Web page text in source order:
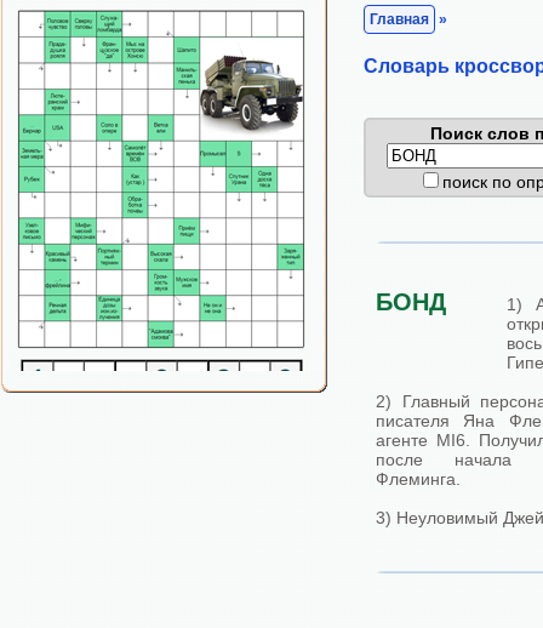
Главная »
Cловарь
Поиск слов
поиск по
БОНД
1)
2) Главный
писателя Яна
агенте MI6.
после начала
Флеминга.
3) Неуловимый